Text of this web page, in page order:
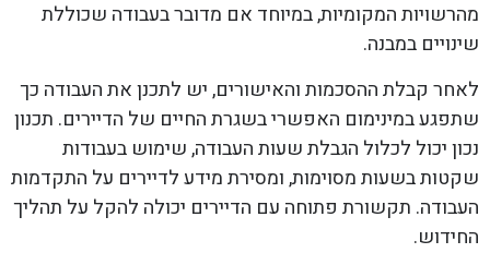
מהרשויות המקומיות, במיוחד אם מדובר בעבודה שכוללת
שינויים במבנה.
לאחר קבלת ההסכמות והאישורים, יש לתכנן את העבודה כך
שתפגע במינימום האפשרי בשגרת החיים של הדיירים. תכנון
נכון יכול לכלול הגבלת שעות העבודה, שימוש בעבודות
שקטות בשעות מסוימות, ומסירת מידע לדיירים על התקדמות
העבודה. תקשורת פתוחה עם הדיירים יכולה להקל על תהליך
החידוש.